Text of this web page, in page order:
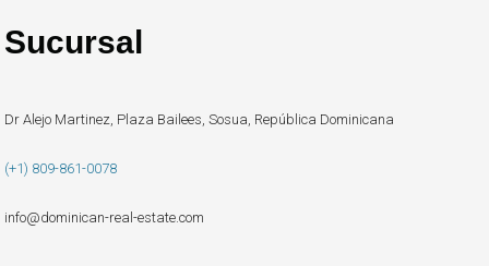
Sucursal
Dr Alejo Martinez, Plaza Bailees, Sosua, República Dominicana
(+1) 809-861-0078
info@dominican-real-estate.com